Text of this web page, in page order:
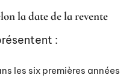
la date de la revente
:
les six premières années